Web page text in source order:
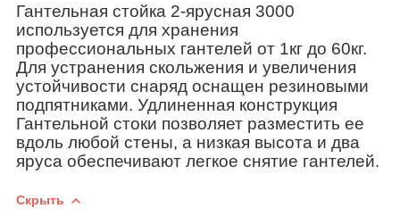
Гантельная стойка 2-ярусная 3000
используется для хранения
профессиональных гантелей от 1кг до 60кг.
Для устранения скольжения и увеличения
устойчивости снаряд оснащен резиновыми
подпятниками. Удлиненная конструкция
Гантельной стоки позволяет разместить ее
вдоль любой стены, а низкая высота и два
яруса обеспечивают легкое снятие гантелей.
Скрыть